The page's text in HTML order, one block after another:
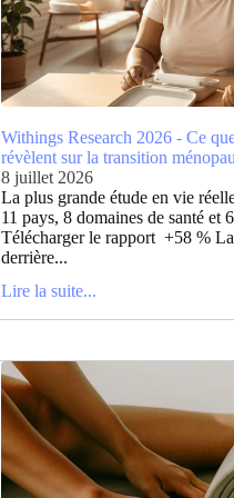
Withings Research 2026 - Ce
révèlent sur la transition
8 juillet 2026
La plus grande étude en vie
11 pays, 8 domaines de santé et
Télécharger le rapport +58 %
derrière...
Lire la suite...